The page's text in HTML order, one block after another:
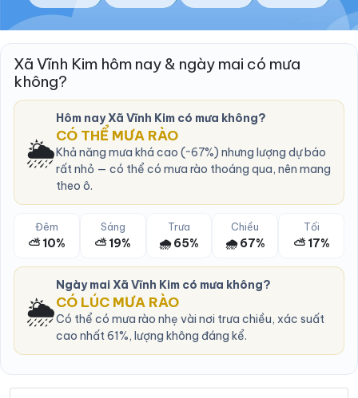
Xã Vĩnh Kim hôm nay & ngày mai có mưa
không?
🌦️
Hôm nay Xã Vĩnh Kim có mưa không?
CÓ THỂ MƯA RÀO
Khả năng mưa khá cao (~67%) nhưng lượng dự báo
rất nhỏ — có thể có mưa rào thoáng qua, nên mang
theo ô.
Đêm
⛅ 10%
Sáng
⛅ 19%
Trưa
🌧️ 65%
Chiều
🌧️ 67%
Tối
⛅ 17%
🌦️
Ngày mai Xã Vĩnh Kim có mưa không?
CÓ LÚC MƯA RÀO
Có thể có mưa rào nhẹ vài nơi trưa chiều, xác suất
cao nhất 61%, lượng không đáng kể.